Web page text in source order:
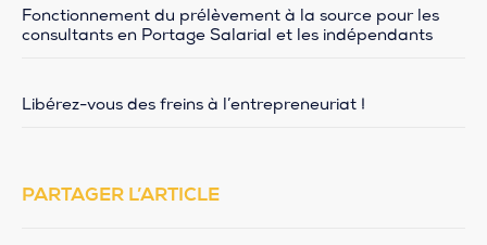
Fonctionnement du prélèvement à la source pour les
consultants en Portage Salarial et les indépendants
Libérez-vous des freins à l’entrepreneuriat !
PARTAGER L’ARTICLE